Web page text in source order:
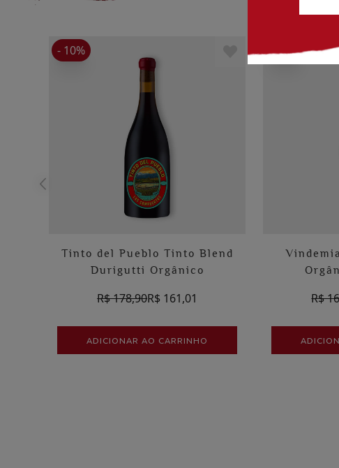
Tinto del Pueblo Tinto Blend
Durigutti Orgânico
R$ 178,90R$ 161,01
- 10%
ADICIONAR AO CARRINHO
R$
- 10%